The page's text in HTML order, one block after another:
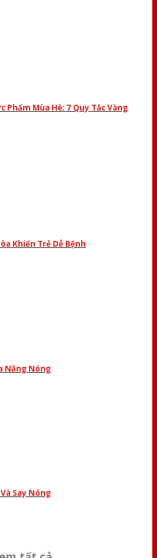
Phẩm Mùa Hè: 7 Quy Tắc Vàng
Khiến Trẻ Dễ Bệnh
Nắng Nóng
Say Nóng